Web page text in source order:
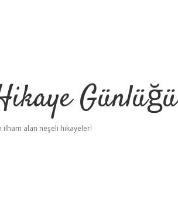
Günlüğü
ilham alan neşeli hikayeler!